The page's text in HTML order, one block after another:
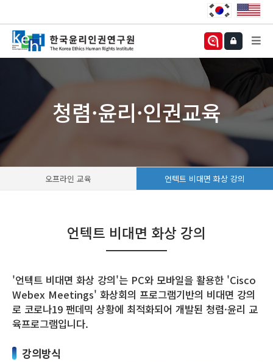
청렴·윤리·인권교육
오프라인 교육 언텍트 비대면 화상 강의
언텍트 비대면 화상 강의
'언텍트 비대면 화상 강의'는 PC와 모바일을 활용한 'Cisco
Webex Meetings' 화상회의 프로그램기반의 비대면 강의
로 코로나19 팬데믹 상황에 최적화되어 개발된 청렴·윤리 교
육프로그램입니다.
강의방식